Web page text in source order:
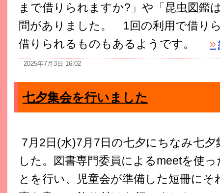
まで借りられますか?」や「昆虫図鑑
問がありました。 1回の利用で借り
借りられるものもあるようです。
»
2025年7月3日 16:02
七夕集会を行いました
7月2日(水)7月7日の七夕にちなみ七夕
した。図書専門委員によるmeetを使
とを行い、児童会が準備した短冊にそ